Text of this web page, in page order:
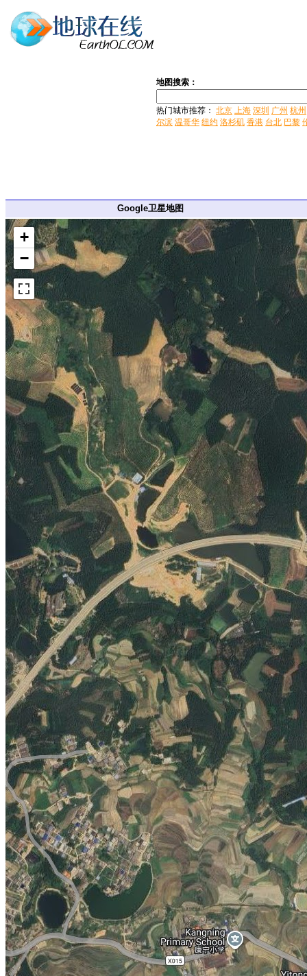
地图搜索：
热门城市推荐： 北京 上海 深圳 广州 杭州
尔滨 温哥华 纽约 洛杉矶 香港 台北 巴黎
Google卫星地图
+
−